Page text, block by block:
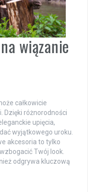
wiązanie
całkowicie
Dzięki różnorodności
upięcia,
wyjątkowego uroku.
akcesoria to tylko
Twój look.
odgrywa kluczową